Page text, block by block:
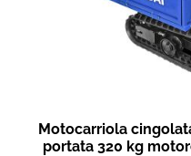
Motocarriola
portata 320 kg